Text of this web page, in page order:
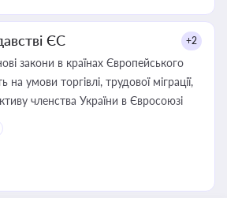
ЄС +2
закони в країнах Європейського
членства України в Євросоюзі